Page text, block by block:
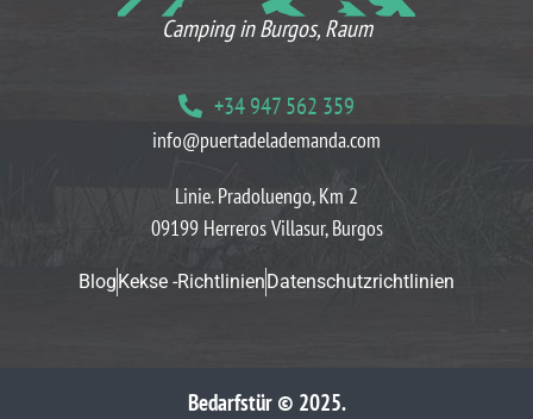
Camping in Burgos, Raum
+34 947 562 359
info@puertadelademanda.com
Linie. Pradoluengo, Km 2
09199 Herreros Villasur, Burgos
Blog Kekse -Richtlinien Datenschutzrichtlinien
Bedarfstür © 2025.